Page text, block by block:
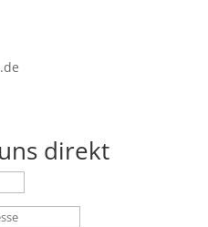
direkt